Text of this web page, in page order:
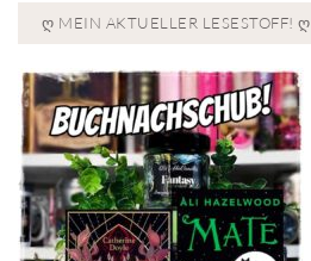
Ღ MEIN AKTUELLER LESESTOFF! Ღ